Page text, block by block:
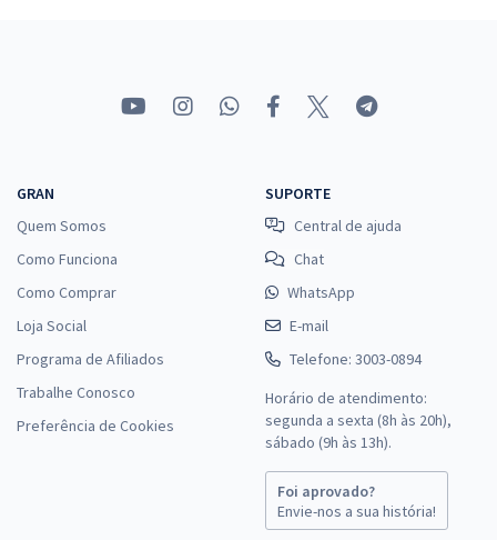
GRAN
Quem Somos
Como Funciona
Como Comprar
Loja Social
Programa de Afiliados
Trabalhe Conosco
Preferência de Cookies
SUPORTE
Central de ajuda
Chat
WhatsApp
E-mail
Telefone: 3003-0894
Horário de atendimento:
segunda a sexta (8h às 20h),
sábado (9h às 13h).
Foi aprovado?
Envie-nos a sua história!